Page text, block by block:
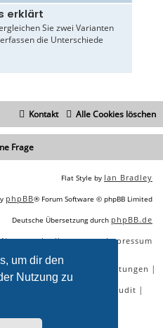
um dir den
Nutzung zu
erklärt
Sie zwei Varianten
die Unterschiede
Alle Cookies löschen
Kontakt
Frage
Flat Style by Ian Bradley
phpBB® Forum Software © phpBB Limited
Deutsche Übersetzung durch phpBB.de
Nutzungsbedingungen|Impressum
Tools SEO Dienstleistungen |
SEO Audit |